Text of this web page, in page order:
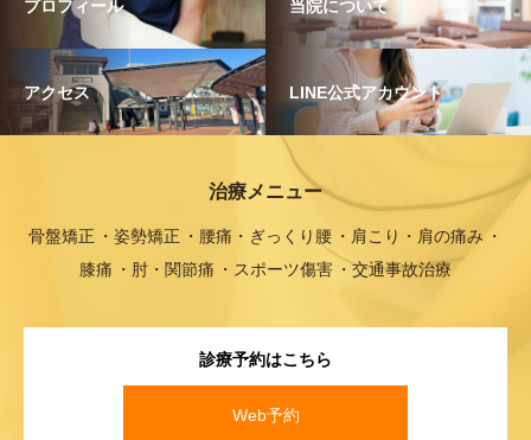
プロフィール 当院について
アクセス LINE公式アカウント
治療メニュー
骨盤矯正 姿勢矯正 腰痛・ぎっくり腰
肩こり・肩の痛み
膝痛
肘・関節痛 スポーツ傷害 交通事故治療
診療予約はこちら
Web予約